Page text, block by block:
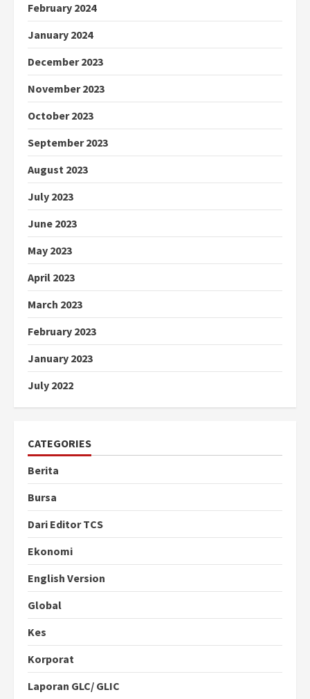
February 2024
January 2024
December 2023
November 2023
October 2023
September 2023
August 2023
July 2023
June 2023
May 2023
April 2023
March 2023
February 2023
January 2023
July 2022
CATEGORIES
Berita
Bursa
Dari Editor TCS
Ekonomi
English Version
Global
Kes
Korporat
Laporan GLC/ GLIC